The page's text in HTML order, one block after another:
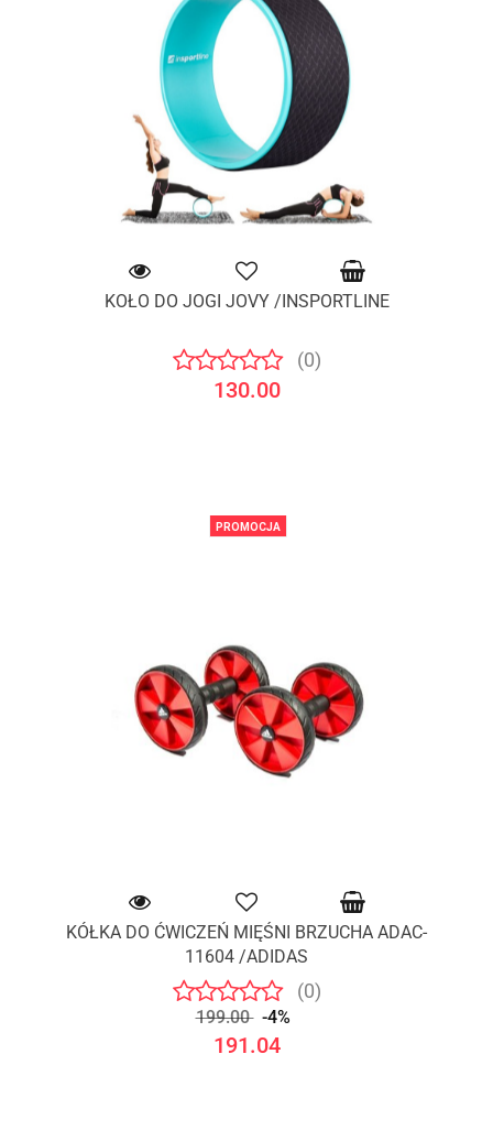
KOŁO DO JOGI JOVY /INSPORTLINE
(0)
130.00
PROMOCJA
KÓŁKA DO ĆWICZEŃ MIĘŚNI BRZUCHA ADAC-
11604 /ADIDAS
(0)
199.00 -4%
191.04